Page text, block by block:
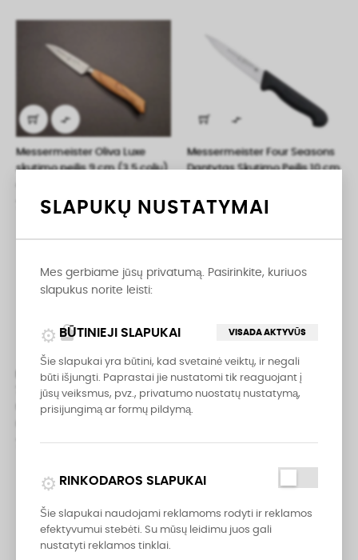

Messermeister Oliva Luxe
skutimo peilis 9 cm (3.5 colių)
79,00 €

Messermeister Four Seasons
Dantytas Skutimo Peilis 10 cm
8,95 €

Messermeister Petite Messer
7,5 cm juodas skutimo peilis
su dėklu
7,95 €
Messermeister Petite Messer
10 cm žalias dantytas
skutimo peilis
7,95 €
SLAPUKŲ NUSTATYMAI
Mes gerbiame jūsų privatumą. Pasirinkite, kuriuos
slapukus norite leisti:
lock
BŪTINIEJI SLAPUKAI VISADA AKTYVŪS
Šie slapukai yra būtini, kad svetainė veiktų, ir negali
būti išjungti. Paprastai jie nustatomi tik reaguojant į
jūsų veiksmus, pvz., privatumo nuostatų nustatymą,
prisijungimą ar formų pildymą.
campaign
RINKODAROS SLAPUKAI
Šie slapukai naudojami reklamoms rodyti ir reklamos
efektyvumui stebėti. Su mūsų leidimu juos gali
nustatyti reklamos tinklai.